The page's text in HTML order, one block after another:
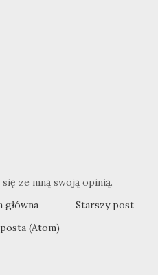
ze mną swoją opinią.
Starszy post
główna
(Atom)